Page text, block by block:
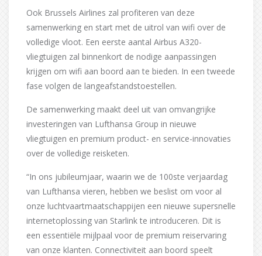
Ook Brussels Airlines zal profiteren van deze
samenwerking en start met de uitrol van wifi over de
volledige vloot. Een eerste aantal Airbus A320-
vliegtuigen zal binnenkort de nodige aanpassingen
krijgen om wifi aan boord aan te bieden. In een tweede
fase volgen de langeafstandstoestellen.
De samenwerking maakt deel uit van omvangrijke
investeringen van Lufthansa Group in nieuwe
vliegtuigen en premium product- en service-innovaties
over de volledige reisketen.
“In ons jubileumjaar, waarin we de 100ste verjaardag
van Lufthansa vieren, hebben we beslist om voor al
onze luchtvaartmaatschappijen een nieuwe supersnelle
internetoplossing van Starlink te introduceren. Dit is
een essentiële mijlpaal voor de premium reiservaring
van onze klanten. Connectiviteit aan boord speelt